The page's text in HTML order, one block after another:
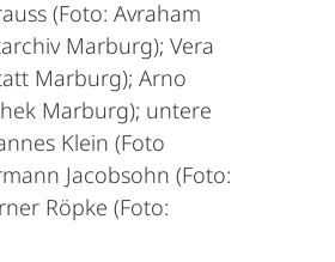
(Foto: Avraham
Marburg); Vera
Marburg); Arno
Marburg); untere
Klein (Foto
Jacobsohn (Foto:
Röpke (Foto: